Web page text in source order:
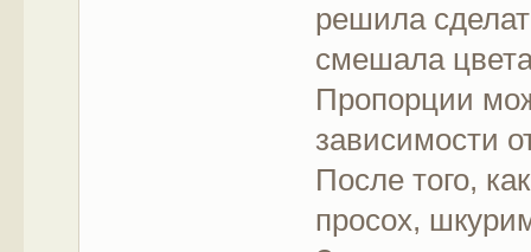
решила
смешала
Пропорции
зависимости
После того,
просох,